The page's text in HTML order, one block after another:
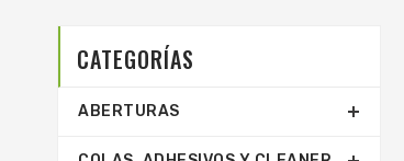
CATEGORÍAS
ABERTURAS